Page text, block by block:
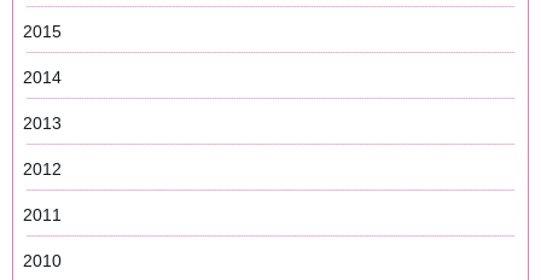
2015
2014
2013
2012
2011
2010